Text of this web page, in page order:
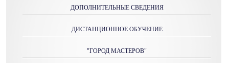
ДОПОЛНИТЕЛЬНЫЕ СВЕДЕНИЯ
ДИСТАНЦИОННОЕ ОБУЧЕНИЕ
"ГОРОД МАСТЕРОВ"